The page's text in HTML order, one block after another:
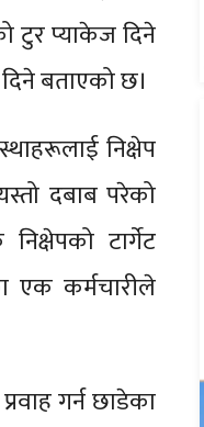
टुर प्याकेज दिने
बताएको छ।
निक्षेप
दबाब परेको
टार्गेट
एक कर्मचारीले
गर्न छाडेका